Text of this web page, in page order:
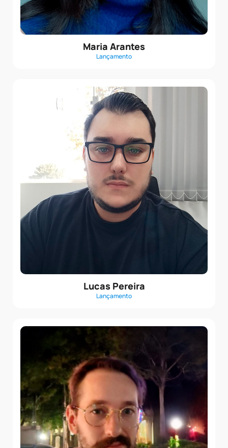
Maria Arantes
Lançamento
Lucas Pereira
Lançamento